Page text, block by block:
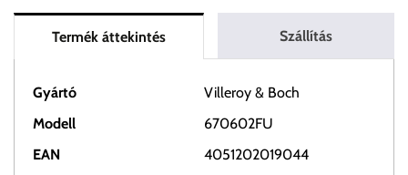
Termék áttekintés Szállítás
Gyártó
Villeroy & Boch
Modell
670602FU
EAN
4051202019044